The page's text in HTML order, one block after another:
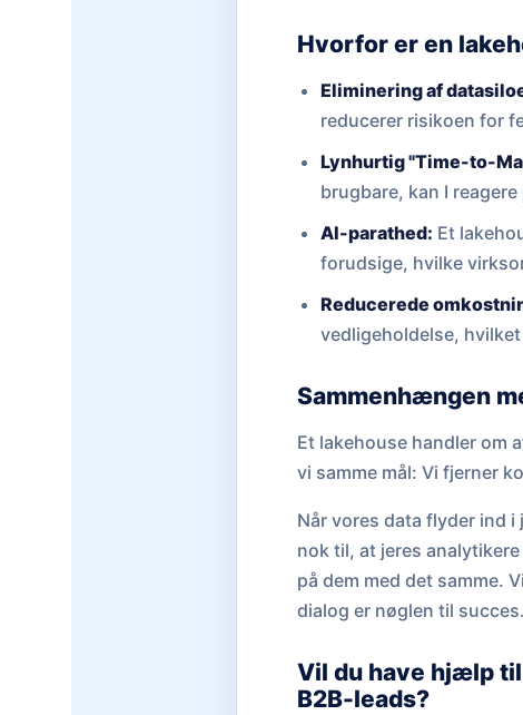
Hvorfor er en
Eliminering af
reducerer risikoen for
Lynhurtig "Time-to-
brugbare, kan I
AI-parathed: Et
forudsige, hvilke
Reducerede
vedligeholdelse,
Sammenhængen
Et lakehouse handler om
vi samme mål: Vi fjerner
Når vores data flyder ind i
nok til, at jeres
på dem med det samme.
dialog er nøglen til succes.
Vil du have hjælp
B2B-leads?